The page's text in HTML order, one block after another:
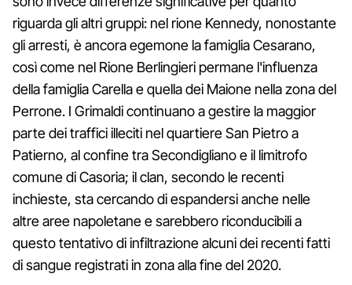
riguarda gli altri gruppi: nel rione Kennedy, nonostante
gli arresti, è ancora egemone la famiglia Cesarano,
così come nel Rione Berlingieri permane l'influenza
della famiglia Carella e quella dei Maione nella zona del
Perrone. I Grimaldi continuano a gestire la maggior
parte dei traffici illeciti nel quartiere San Pietro a
Patierno, al confine tra Secondigliano e il limitrofo
comune di Casoria; il clan, secondo le recenti
inchieste, sta cercando di espandersi anche nelle
altre aree napoletane e sarebbero riconducibili a
questo tentativo di infiltrazione alcuni dei recenti fatti
di sangue registrati in zona alla fine del 2020.